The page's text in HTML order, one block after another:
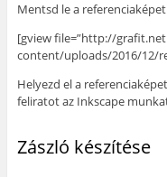
Mentsd le a
[gview file=”http://
content/uploads/2016/12/
Helyezd el a
feliratot az Inkscape
Zászló készítése